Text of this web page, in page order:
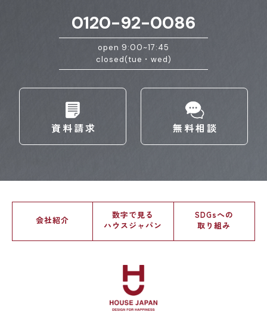
0120-92-0086
open 9:00~17:45
closed(tue・wed)
資料請求 無料相談
会社紹介
数字で見る
ハウスジャパン
SDGsへの
取り組み